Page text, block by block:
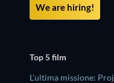
We are hiring!
Top 5 film
L'ultima missione: